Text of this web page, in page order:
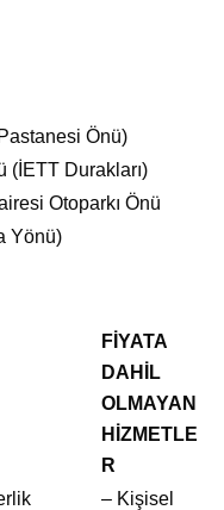
Önü)
(İETT Durakları)
Otoparkı Önü
Yönü)
FİYATA
DAHİL
OLMAYAN
HİZMETLE
R
– Kişisel